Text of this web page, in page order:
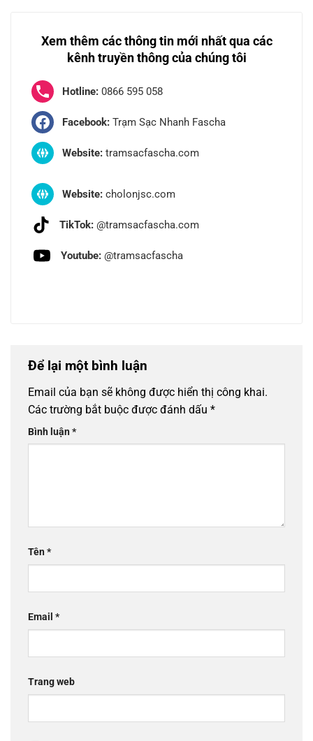
Xem thêm các thông tin mới nhất qua các
kênh truyền thông của chúng tôi
Hotline: 0866 595 058
Facebook: Trạm Sạc Nhanh Fascha
Website: tramsacfascha.com
Website: cholonjsc.com
TikTok: @tramsacfascha.com
Youtube: @tramsacfascha
Để lại một bình luận
Email của bạn sẽ không được hiển thị công khai.
Các trường bắt buộc được đánh dấu *
Bình luận*
Tên*
Email *
Trang web